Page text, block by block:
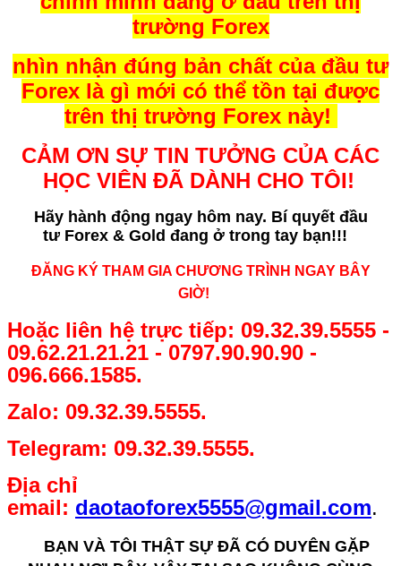
trường Forex
nhìn nhận đúng bản chất của đầu tư
Forex là gì mới có thể tồn tại được
trên thị trường Forex này!
CẢM ƠN SỰ TIN TƯỞNG CỦA CÁC
HỌC VIÊN ĐÃ DÀNH CHO TÔI!
Hãy hành động ngay hôm nay. Bí quyết đầu
tư Forex & Gold đang ở trong tay bạn!!!
ĐĂNG KÝ THAM GIA CHƯƠNG TRÌNH NGAY BÂY
GIỜ!
Hoặc liên hệ trực tiếp: 09.32.39.5555 -
09.62.21.21.21 - 0797.90.90.90 -
096.666.1585.
Zalo: 09.32.39.5555.
Telegram: 09.32.39.5555.
Địa chỉ
email: daotaoforex5555@gmail.com.
BẠN VÀ TÔI THẬT SỰ ĐÃ CÓ DUYÊN GẶP